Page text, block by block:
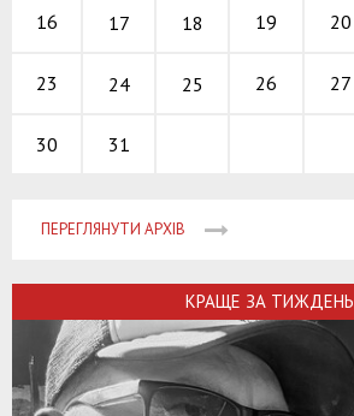
16 17 18 19 20
23 24 25 26 27
30 31
ПЕРЕГЛЯНУТИ АРХІВ
КРАЩЕ ЗА ТИЖДЕНЬ